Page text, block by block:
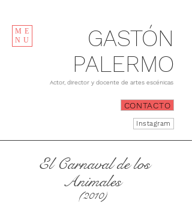
ME
NU
GASTÓN
PALERMO
Actor, director y docente de artes escénicas
Instagram
CONTACTO
El Carnaval de los
Animales
(2010)